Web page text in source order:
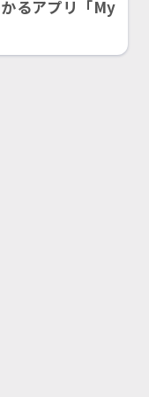
るアプリ「My